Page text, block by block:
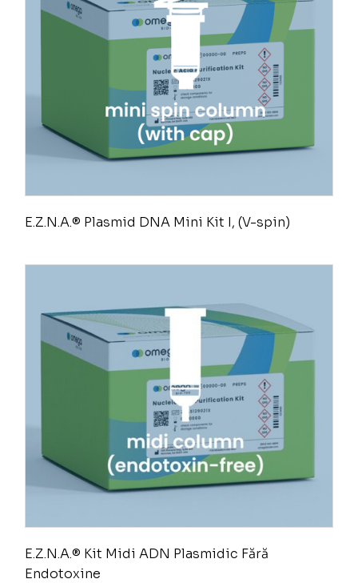
E.Z.N.A.® Plasmid DNA Mini Kit I, (V-spin)
E.Z.N.A.® Kit Midi ADN Plasmidic Fără
Endotoxine